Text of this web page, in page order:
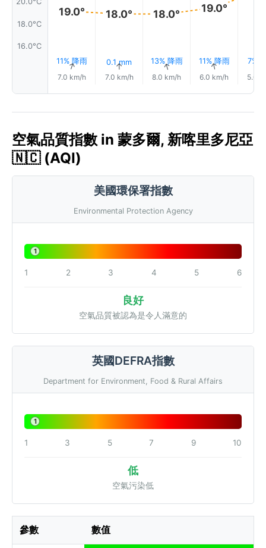
18.0°C
16.0°C
19.0°
11% 降雨
↑
7.0 km/h
18.0°
0.1 mm
↑
7.0 km/h
18.0°
13% 降雨
↑
8.0 km/h
19.0°
11% 降雨
↑
6.0 km/h
7%
5.0
空氣品質指數 in 蒙多爾, 新喀里多尼亞
🇳🇨 (AQI)
美國環保署指數
Environmental Protection Agency
1
1 2 3 4 5 6
良好
空氣品質被認為是令人滿意的
英國DEFRA指數
Department for Environment, Food & Rural Affairs
1
1 3 5 7 9 10
低
空氣污染低
參數 數值